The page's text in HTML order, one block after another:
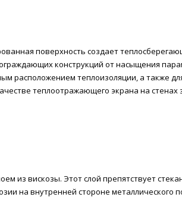
поверхность создает
конструкций от насыщения
расположением теплоизоляции, а также
теплоотражающего экрана на стенах
из вискозы. Этот слой препятствует
на внутренней стороне металлического